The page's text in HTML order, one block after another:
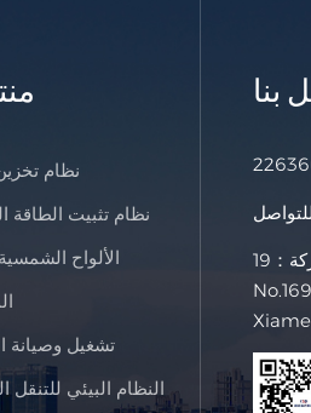
نظام
نظام تثبيت الطاقة
الألواح
تشغيل وصيانة
النظام البيئي للتنقل
بنا
عنوان الشركة：19F, C&D International Building,